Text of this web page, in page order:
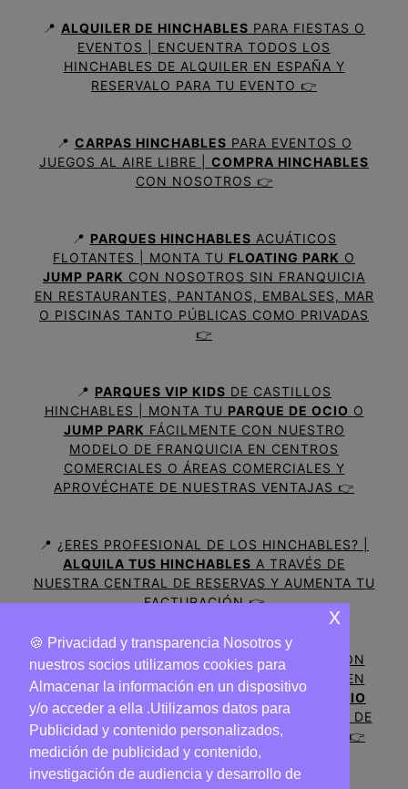
📍 ALQUILER DE HINCHABLES PARA FIESTAS O
EVENTOS | ENCUENTRA TODOS LOS
HINCHABLES DE ALQUILER EN ESPAÑA Y
RESERVALO PARA TU EVENTO 👉
📍 CARPAS HINCHABLES PARA EVENTOS O
JUEGOS AL AIRE LIBRE | COMPRA HINCHABLES
CON NOSOTROS 👉
📍 PARQUES HINCHABLES ACUÁTICOS
FLOTANTES | MONTA TU FLOATING PARK O
JUMP PARK CON NOSOTROS SIN FRANQUICIA
EN RESTAURANTES, PANTANOS, EMBALSES, MAR
O PISCINAS TANTO PÚBLICAS COMO PRIVADAS
👉
📍 PARQUES VIP KIDS DE CASTILLOS
HINCHABLES | MONTA TU PARQUE DE OCIO O
JUMP PARK FÁCILMENTE CON NUESTRO
MODELO DE FRANQUICIA EN CENTROS
COMERCIALES O ÁREAS COMERCIALES Y
APROVÉCHATE DE NUESTRAS VENTAJAS 👉
📍 ¿ERES PROFESIONAL DE LOS HINCHABLES? |
ALQUILA TUS HINCHABLES A TRAVÉS DE
NUESTRA CENTRAL DE RESERVAS Y AUMENTA TU
FACTURACIÓN 👉
📍¿TIENES UN NEGOCIO DE HOSTELERIA CON
HINCHABLES Y QUIERES APARECER GRATIS EN
PROMOCIONA TU NEGOCIO
CON EL SERVICIO DE HINCHABLESA TRAVÉS DE
NUESTRO MAPA Y AUMENTA TUS CLIENTES 👉
🍪 Privacidad y transparencia Nosotros y
nuestros socios utilizamos cookies para
Almacenar la información en un dispositivo
y/o acceder a ella .Utilizamos datos para
Publicidad y contenido personalizados,
medición de publicidad y contenido,
investigación de audiencia y desarrollo de
x